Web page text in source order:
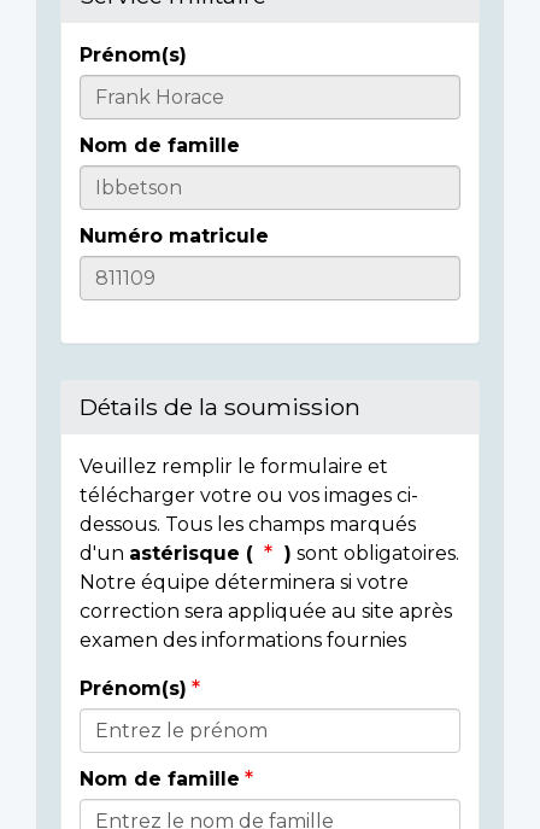
Casualty
Details
Prénom(s)
Nom de famille
Numéro matricule
Détails de la soumission
Veuillez remplir le formulaire et
télécharger votre ou vos images ci-
dessous. Tous les champs marqués
d'un astérisque ( ) sont obligatoires.
Notre équipe déterminera si votre
correction sera appliquée au site après
examen des informations fournies
Donor
Details
Prénom(s)
Nom de famille